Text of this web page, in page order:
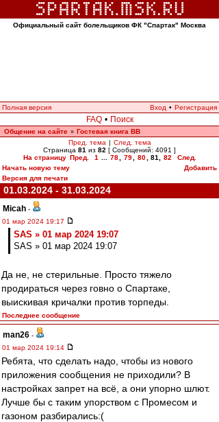
Официальный сайт болельщиков ФК "Спартак" Москва
Полная версия Вход • Регистрация
FAQ • Поиск
Общение на сайте » Гостевая книга ВВ
Пред. тема | След. тема
Страница 81 из 82 [ Сообщений: 4091 ]
На страницу Пред. 1 78 79 80 81 82
След.
Начать новую тему
Добавить
Версия для печати
01.03.2024 - 31.03.2024
Micah -
01 мар 2024 19:17
SAS » 01 мар 2024 19:07
SAS » 01 мар 2024 19:07
Да не, не стерильные. Просто тяжело
продираться через говно о Спартаке,
выискивая кричалки против торпеды.
Последнее сообщение
man26 -
01 мар 2024 19:14
Ребята, что сделать надо, чтобы из нового
приложения сообщения не приходили? В
настройках запрет на всё, а они упорно шлют.
Лучше бы с таким упорством с Промесом и
газоном разбирались:(